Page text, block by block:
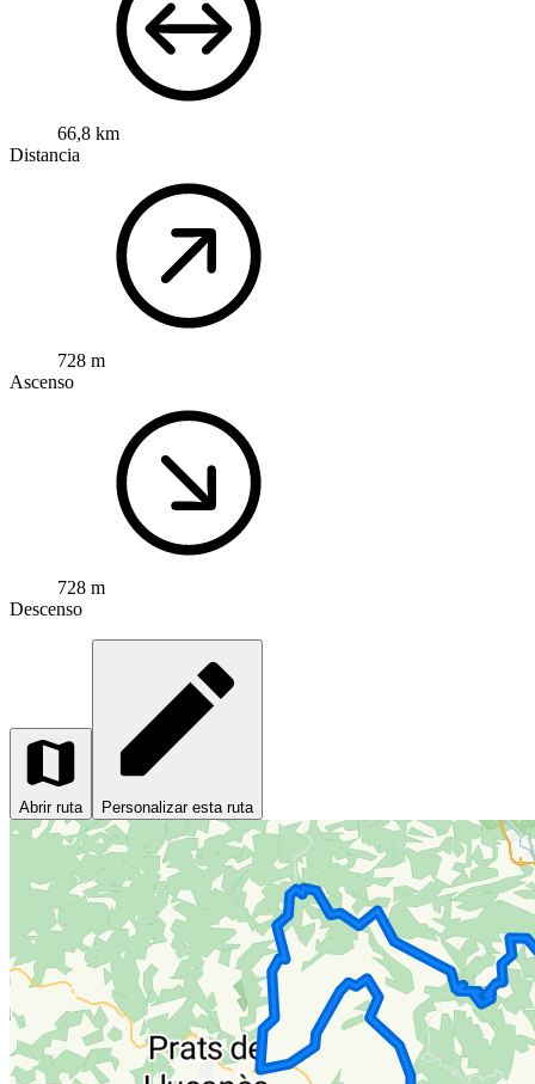
66,8 km
Distancia
728 m
Ascenso
728 m
Descenso
Abrir ruta Personalizar esta ruta